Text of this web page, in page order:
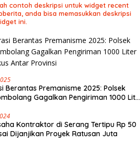
contoh deskripsi untuk widget recent
anda bisa memasukkan deskripsi
ini.
Berantas Premanisme 2025: Polsek
Gagalkan Pengiriman 1000 Liter
Kontraktor di Serang Tertipu Rp 50
Dijanjikan Proyek Ratusan Juta